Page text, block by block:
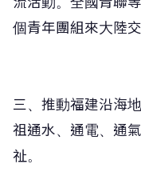
個青年團組來大陸交
三、推動福建沿海
祖通水、通電、通
祉。